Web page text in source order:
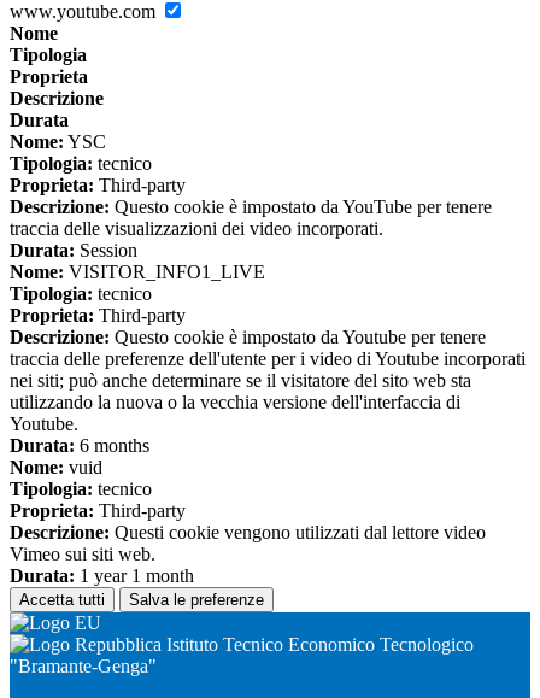
www.youtube.com
Nome
Tipologia
Proprieta
Descrizione
Durata
Nome: YSC
Tipologia: tecnico
Proprieta: Third-party
Descrizione: Questo cookie è impostato da YouTube per tenere
traccia delle visualizzazioni dei video incorporati.
Durata: Session
Nome: VISITOR_INFO1_LIVE
Tipologia: tecnico
Proprieta: Third-party
Descrizione: Questo cookie è impostato da Youtube per tenere
traccia delle preferenze dell'utente per i video di Youtube incorporati
nei siti; può anche determinare se il visitatore del sito web sta
utilizzando la nuova o la vecchia versione dell'interfaccia di
Youtube.
Durata: 6 months
Nome: vuid
Tipologia: tecnico
Proprieta: Third-party
Descrizione: Questi cookie vengono utilizzati dal lettore video
Vimeo sui siti web.
Durata: 1 year 1 month
Accetta tutti Salva le preferenze
Istituto Tecnico Economico Tecnologico
"Bramante-Genga"